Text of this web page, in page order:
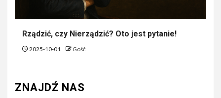
Rządzić, czy Nierządzić? Oto jest pytanie!
2025-10-01 Gość
ZNAJDŹ NAS